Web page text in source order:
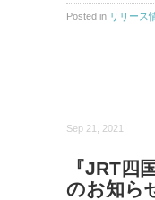
Posted in リリース
Sep 21, 2021
『JRT四
のお知ら